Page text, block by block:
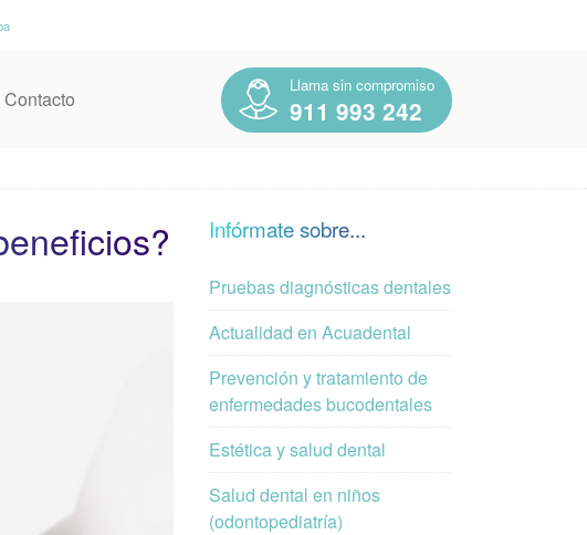
Contacto
Llama sin compromiso
911 993 242
Infórmate sobre...
Pruebas diagnósticas dentales
Actualidad en Acuadental
Prevención y tratamiento de
enfermedades bucodentales
Estética y salud dental
Salud dental en niños
(odontopediatría)